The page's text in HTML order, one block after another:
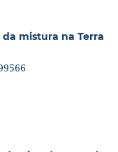
mistura na Terra